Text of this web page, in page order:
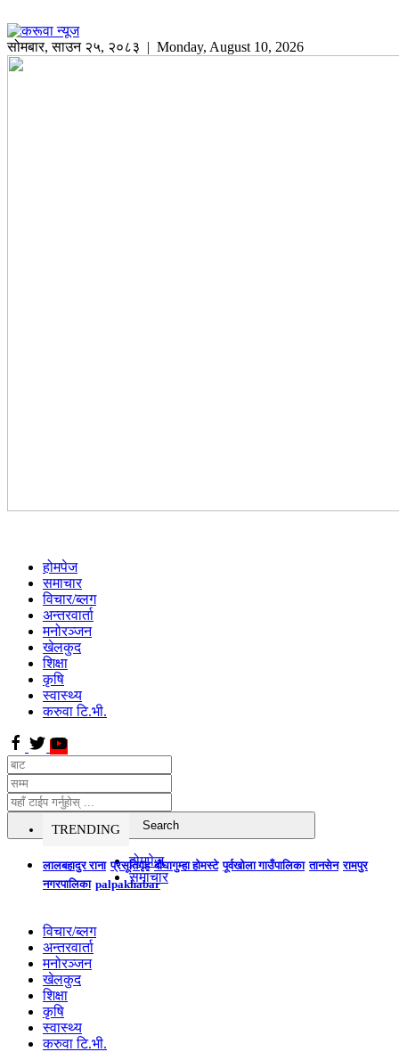
सोमबार,साउन २५, २०८३ | Monday, August 10, 2026
होमपेज
समाचार
विचार/ब्लग
अन्तरवार्ता
मनोरञ्जन
खेलकुद
शिक्षा
कृषि
स्वास्थ्य
करुवा टि.भी.
TRENDING
लालबहादुर राना प्रसूतिगृह बौघागुम्हा होमस्टे पूर्वखोला गाउँपालिका तानसेन रामपुर
नगरपालिका palpakhabar
होमपेज
समाचार
विचार/ब्लग
अन्तरवार्ता
मनोरञ्जन
खेलकुद
शिक्षा
कृषि
स्वास्थ्य
करुवा टि.भी.